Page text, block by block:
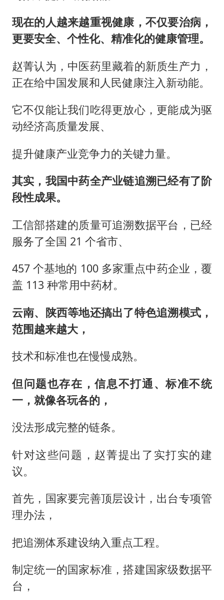
现在的人越来越重视健康，不仅要治病，
更要安全、个性化、精准化的健康管理。
赵菁认为，中医药里藏着的新质生产力，
正在给中国发展和人民健康注入新动能。
它不仅能让我们吃得更放心，更能成为驱
动经济高质量发展、
提升健康产业竞争力的关键力量。
其实，我国中药全产业链追溯已经有了阶
段性成果。
工信部搭建的质量可追溯数据平台，已经
服务了全国 21 个省市、
457 个基地的 100 多家重点中药企业，覆
盖 113 种常用中药材。
云南、陕西等地还搞出了特色追溯模式，
范围越来越大，
技术和标准也在慢慢成熟。
但问题也存在，信息不打通、标准不统
一，就像各玩各的，
没法形成完整的链条。
针对这些问题，赵菁提出了实打实的建
议。
首先，国家要完善顶层设计，出台专项管
理办法，
把追溯体系建设纳入重点工程。
制定统一的国家标准，搭建国家级数据平
台，